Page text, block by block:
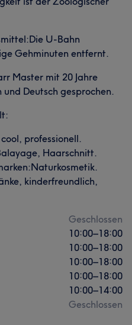
U-Bahn
Gehminuten entfernt.
Master mit 20 Jahre
Deutsch gesprochen.
professionell.
Haarschnitt.
kinderfreundlich,
Geschlossen
10:00–18:00
10:00–18:00
10:00–18:00
10:00–18:00
10:00–14:00
Geschlossen